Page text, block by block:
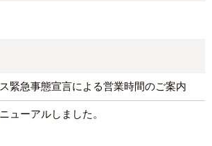
緊急事態宣言による営業時間のご案内
ューアルしました。